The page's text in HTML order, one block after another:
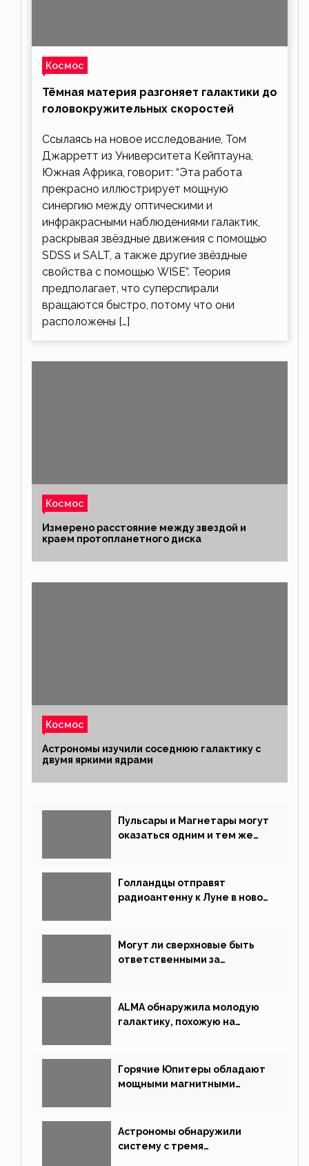
Космос
Тёмная материя разгоняет галактики до
головокружительных скоростей
Ссылаясь на новое исследование, Том
Джарретт из Университета Кейптауна,
Южная Африка, говорит: “Эта работа
прекрасно иллюстрирует мощную
синергию между оптическими и
инфракрасными наблюдениями галактик,
раскрывая звёздные движения с помощью
SDSS и SALT, а также другие звёздные
свойства с помощью WISE”. Теория
предполагает, что суперспирали
вращаются быстро, потому что они
расположены […]
Космос
Измерено расстояние между звездой и
краем протопланетного диска
Космос
Астрономы изучили соседнюю галактику с
двумя яркими ядрами
Пульсары и Магнетары могут
оказаться одним и тем же
Голландцы отправят
радиоантенну к Луне в новой
Могут ли сверхновые быть
ответственными за
ALMA обнаружила молодую
галактику, похожую на
Горячие Юпитеры обладают
мощными магнитными
Астрономы обнаружили
систему с тремя